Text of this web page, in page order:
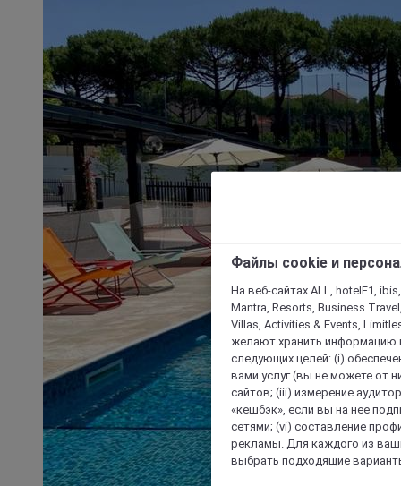
Файлы cookie и
На веб-сайтах ALL, hotelF1,
Mantra, Resorts, Business
Villas, Activities & Events,
желают хранить информацию
следующих целей: (i)
вами услуг (вы не можете от
сайтов; (iii) измерение
«кешбэк», если вы на нее
сетями; (vi) составление
рекламы. Для каждого из
выбрать подходящие